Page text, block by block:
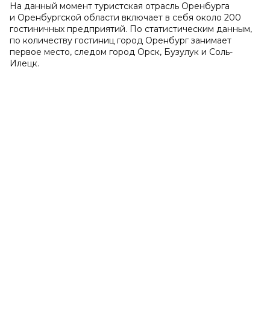
На данный момент туристская отрасль Оренбурга
и Оренбургской области включает в себя около 200
гостиничных предприятий. По статистическим данным,
по количеству гостиниц город Оренбург занимает
первое место, следом город Орск, Бузулук и Соль-
Илецк.